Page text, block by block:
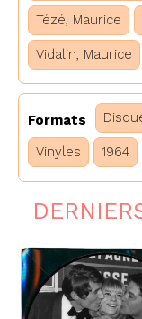
Tézé, Maurice
Vidalin, Maurice
Formats
Vinyles 1964